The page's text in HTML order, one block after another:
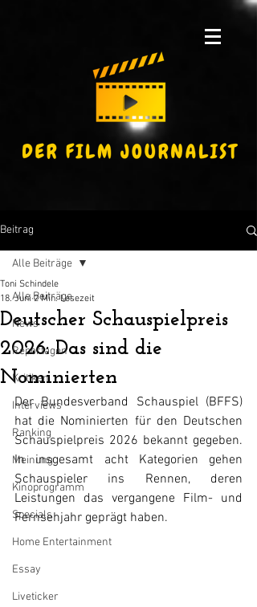
Beitrag
Alle Beiträge
News
Reportagen
Kritiken
Interviews
Ranking
Meinung
Kinoprogramm
Specials
Home Entertainment
Essay
Liveticker
Alle Beiträge
Deutscher Schauspielpreis
2026: Das sind die
Nominierten
Toni Schindele
18. Juni 2 Min. Lesezeit
Der Bundesverband Schauspiel (BFFS)
hat die Nominierten für den Deutschen
Schauspielpreis 2026 bekannt gegeben.
In insgesamt acht Kategorien gehen
Schauspieler ins Rennen, deren
Leistungen das vergangene Film- und
Fernsehjahr geprägt haben.